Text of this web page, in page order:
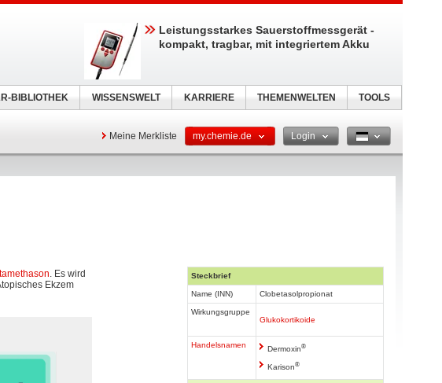
Meine Merkliste my.chemie.de Login
Steckbrief
Name (INN) Clobetasolpropionat
Wirkungsgruppe
Glukokortikoide
Handelsnamen Dermoxin®
Karison®
. Es wird
Ekzem
Leistungsstarkes Sauerstoffmessgerät -
kompakt, tragbar, mit integriertem Akku
BIBLIOTHEK WISSENSWELT KARRIERE THEMENWELTEN TOOLS